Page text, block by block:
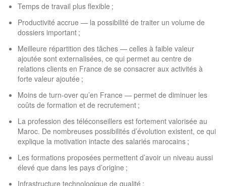
Temps de travail plus flexible ;
Productivité accrue — la possibilité de traiter un volume de
dossiers important ;
Meilleure répartition des tâches — celles à faible valeur
ajoutée sont externalisées, ce qui permet au centre de
relations clients en France de se consacrer aux activités à
forte valeur ajoutée ;
Moins de turn-over qu’en France — permet de diminuer les
coûts de formation et de recrutement ;
La profession des téléconseillers est fortement valorisée au
Maroc. De nombreuses possibilités d’évolution existent, ce qui
explique la motivation intacte des salariés marocains ;
Les formations proposées permettent d’avoir un niveau aussi
élevé que dans les pays d’origine ;
Infrastructure technologique de qualité ;